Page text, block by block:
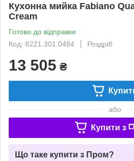
Кухонна мийка Fabiano
Cream
Готово до відправки
Код: 8221.301.0484
Роздріб
13 505 ₴
або
Купити з
Що таке купити з Пром?